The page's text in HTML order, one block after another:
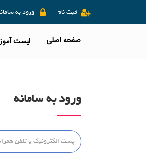
ورود به ثبت نام
صفحه اصلی لیست
ورود به سامانه